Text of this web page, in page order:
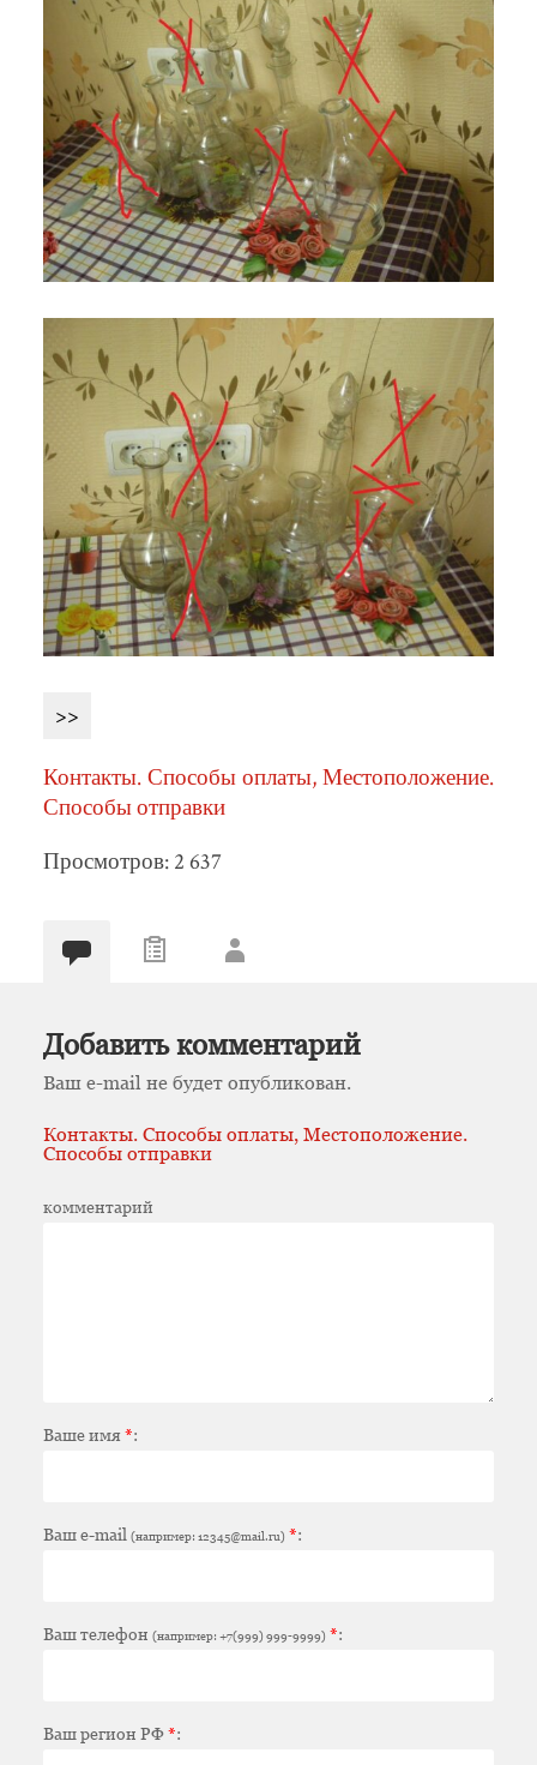
>>
Контакты. Способы оплаты, Местоположение.
Способы отправки
Просмотров: 2 637
Добавить комментарий
Ваш e-mail не будет опубликован.
Контакты. Способы оплаты, Местоположение.
Способы отправки
комментарий
Ваше имя*:
Ваш e-mail (например: 12345@mail.ru) *:
Ваш телефон (например: +7(999) 999-9999) *:
Ваш регион РФ*: